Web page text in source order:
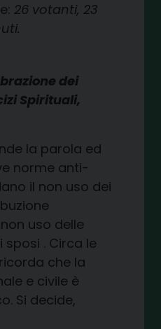
26 votanti, 23
dei
Spirituali,
la parola ed
norme anti-
il non uso dei
uso delle
. Circa le
che la
e civile è
Si decide,